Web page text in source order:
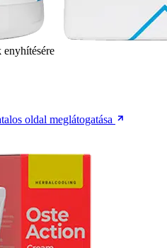
oldal meglátogatása